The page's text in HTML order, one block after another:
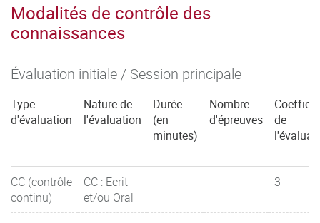
Modalités de contrôle des
connaissances
Évaluation initiale / Session principale
Type
d'évaluation
Nature de
l'évaluation
Durée
(en
minutes)
Nombre
d'épreuves
de
CC (contrôle
continu)
CC : Ecrit
et/ou Oral
3